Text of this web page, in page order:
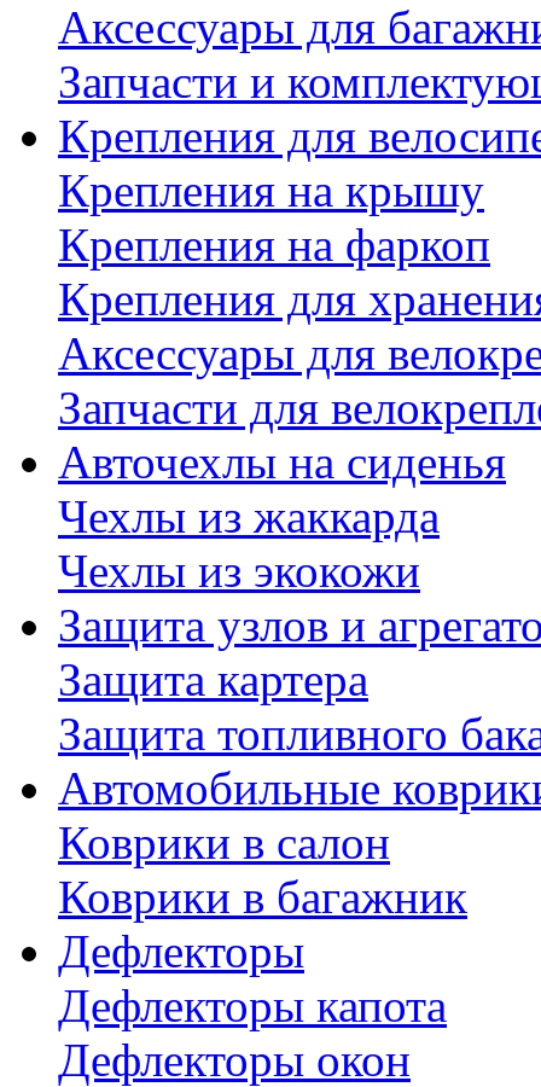
Аксессуары для
Запчасти и
Крепления для
Крепления на крышу
Крепления на фаркоп
Крепления для
Аксессуары для
Запчасти для
Авточехлы на сиденья
Чехлы из жаккарда
Чехлы из экокожи
Защита узлов и
Защита картера
Защита топливного
Автомобильные
Коврики в салон
Коврики в багажник
Дефлекторы
Дефлекторы капота
Дефлекторы окон